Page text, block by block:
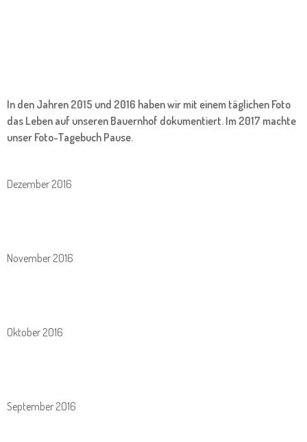
In den Jahren 2015 und 2016 haben wir mit einem täglichen Foto
das Leben auf unseren Bauernhof dokumentiert. Im 2017 machte
unser Foto-Tagebuch Pause.
Dezember 2016
November 2016
Oktober 2016
September 2016